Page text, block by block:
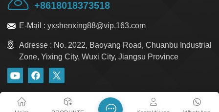
+8618018373518
E-Mail : yxshenxing88@vip.163.com
Adresse : No. 2022, Baoyang Road, Chuanbu Industrial
Zone, Yixing City, Wuxi City, Jiangsu Province
Xml Datenschutzrichtlinie Sitemap